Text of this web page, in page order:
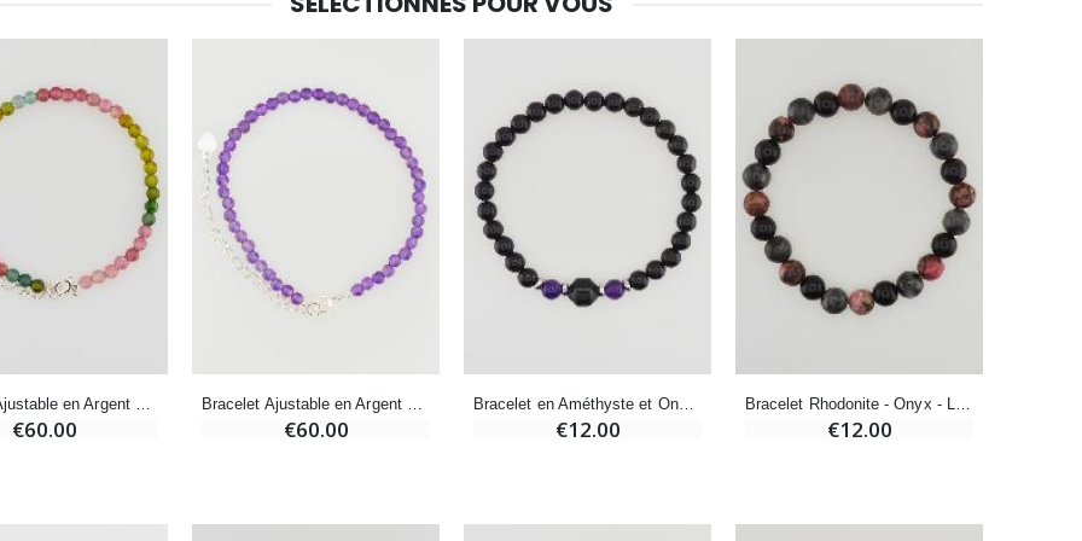
-10%
€4.95
€78.00 €58.50
Huile d'Onction
€9.90
€130.00
€2.50
€5.00
Bougie de Neuvaine Contre le Mal - Saint Michel
€5.50
-25%
Lot de 20 Bougies de Neuvaine Blanches
Huile d'Onction
€60.00 €60.00
Bracelet en Améthyste et Onyx Noir - 6mm
€12.00 €12.00